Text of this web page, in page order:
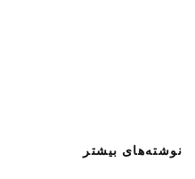
نوشته‌های بیشتر